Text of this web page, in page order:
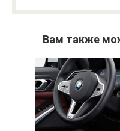
Вам также